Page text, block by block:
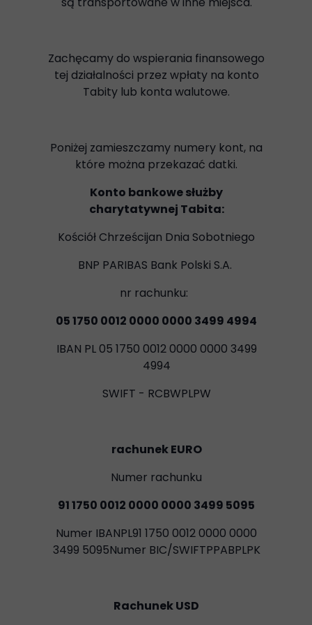
Zachęcamy do wspierania finansowego
tej działalności przez wpłaty na konto
Tabity lub konta walutowe.
Poniżej zamieszczamy numery kont, na
które można przekazać datki.
Konto bankowe służby
charytatywnej Tabita:
Kościół Chrześcijan Dnia Sobotniego
BNP PARIBAS Bank Polski S.A.
nr rachunku:
05 1750 0012 0000 0000 3499 4994
IBAN PL 05 1750 0012 0000 0000 3499
4994
SWIFT - RCBWPLPW
rachunek EURO
Numer rachunku
91 1750 0012 0000 0000 3499 5095
Numer IBANPL91 1750 0012 0000 0000
3499 5095Numer BIC/SWIFTPPABPLPK
Rachunek USD